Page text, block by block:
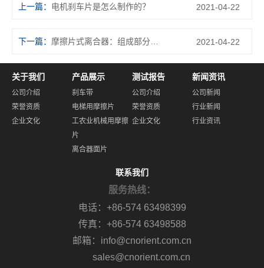
上一篇： 电机刹车片是怎么制作的？ 2021-04-22
下一篇： 2021-04-22
关于我们
公司介绍
荣誉资质
企业文化
产品展示
刹车带
电梯用摩擦片
工农业机械用摩擦
片
离合器面片
测试报告
公司介绍
荣誉资质
企业文化
新闻资讯
公司新闻
行业新闻
行业资讯
联系我们
服务热线：
电话：+86-574 63498399
传真：+86-574 63498588
邮箱：info@cnorient.com.cn
sales@cnorient.com.cn